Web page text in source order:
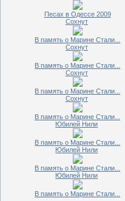
Песах в Одессе 2009
Сохнут
В память о Марине Стали...
Сохнут
В память о Марине Стали...
Сохнут
В память о Марине Стали...
Сохнут
В память о Марине Стали...
Юбилей Нили
В память о Марине Стали...
Юбилей Нили
В память о Марине Стали...
Юбилей Нили
В память о Марине Стали...